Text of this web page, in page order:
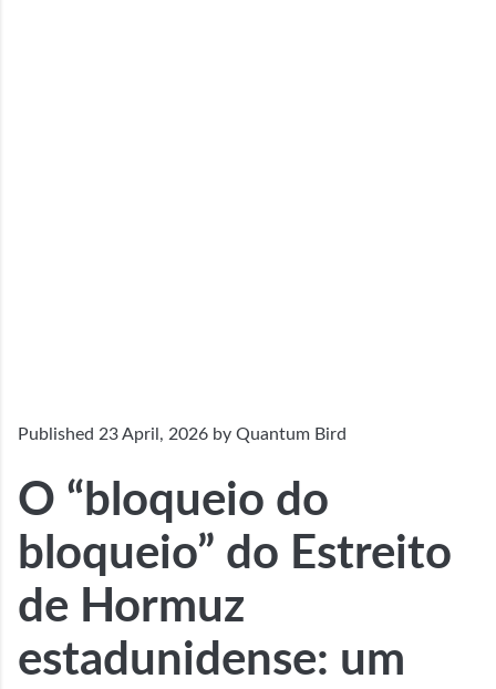
Published 23 April, 2026 by Quantum Bird
O “bloqueio do
bloqueio” do Estreito
de Hormuz
estadunidense: um